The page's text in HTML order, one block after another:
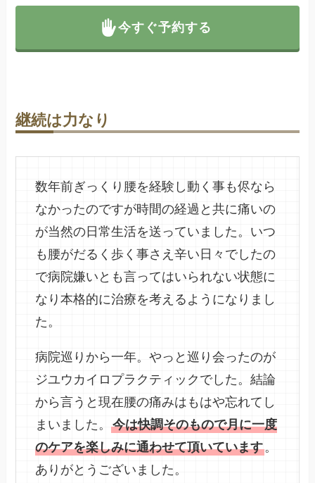
今すぐ予約する
継続は力なり
数年前ぎっくり腰を経験し動く事も侭なら
なかったのですが時間の経過と共に痛いの
が当然の日常生活を送っていました。いつ
も腰がだるく歩く事さえ辛い日々でしたの
で病院嫌いとも言ってはいられない状態に
なり本格的に治療を考えるようになりまし
た。
病院巡りから一年。やっと巡り会ったのが
ジユウカイロプラクティックでした。結論
から言うと現在腰の痛みはもはや忘れてし
まいました。今は快調そのもので月に一度
のケアを楽しみに通わせて頂いています。
ありがとうございました。